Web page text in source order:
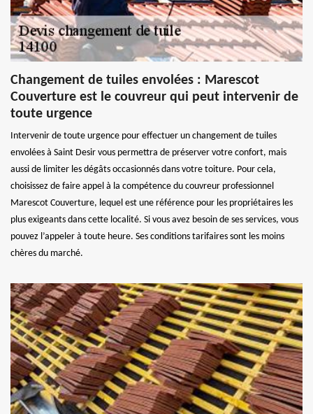
Changement de tuiles envolées : Marescot
Couverture est le couvreur qui peut intervenir de
toute urgence
Intervenir de toute urgence pour effectuer un changement de tuiles
envolées à Saint Desir vous permettra de préserver votre confort, mais
aussi de limiter les dégâts occasionnés dans votre toiture. Pour cela,
choisissez de faire appel à la compétence du couvreur professionnel
Marescot Couverture, lequel est une référence pour les propriétaires les
plus exigeants dans cette localité. Si vous avez besoin de ses services, vous
pouvez l’appeler à toute heure. Ses conditions tarifaires sont les moins
chères du marché.